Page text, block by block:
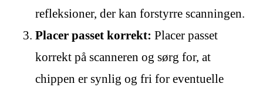
refleksioner, der kan forstyrre scanningen.
Placer passet korrekt: Placer passet
korrekt på scanneren og sørg for, at
chippen er synlig og fri for eventuelle